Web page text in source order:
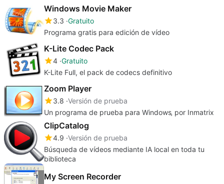
Windows Movie Maker
3.3 Gratuito
Programa gratis para edición de vídeo
K-Lite Codec Pack
4 Gratuito
K-Lite Full, el pack de codecs definitivo
Zoom Player
3.8 Versión de prueba
Un programa de prueba para Windows‚ por Inmatrix
ClipCatalog
4.9 Versión de prueba
Búsqueda de vídeos mediante IA local en toda tu
biblioteca
My Screen Recorder